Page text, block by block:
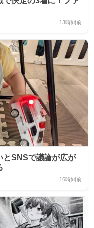
13時間前
とSNSで議論が広が
16時間前